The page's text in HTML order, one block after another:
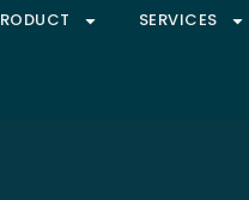
SERVICES